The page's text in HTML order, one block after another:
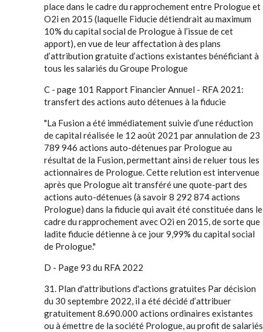
place dans le cadre du rapprochement entre Prologue et
O2i en 2015 (laquelle Fiducie détiendrait au maximum
10% du capital social de Prologue à l’issue de cet
apport), en vue de leur affectation à des plans
d’attribution gratuite d’actions existantes bénéficiant à
tous les salariés du Groupe Prologue
C - page 101 Rapport Financier Annuel - RFA 2021:
transfert des actions auto détenues à la fiducie
"La Fusion a été immédiatement suivie d’une réduction
de capital réalisée le 12 août 2021 par annulation de 23
789 946 actions auto-détenues par Prologue au
résultat de la Fusion, permettant ainsi de reluer tous les
actionnaires de Prologue. Cette relution est intervenue
après que Prologue ait transféré une quote-part des
actions auto-détenues (à savoir 8 292 874 actions
Prologue) dans la fiducie qui avait été constituée dans le
cadre du rapprochement avec O2i en 2015, de sorte que
ladite fiducie détienne à ce jour 9,99% du capital social
de Prologue."
D - Page 93 du RFA 2022
31. Plan d'attributions d'actions gratuites Par décision
du 30 septembre 2022, il a été décidé d’attribuer
gratuitement 8.690.000 actions ordinaires existantes
ou à émettre de la société Prologue, au profit de salariés